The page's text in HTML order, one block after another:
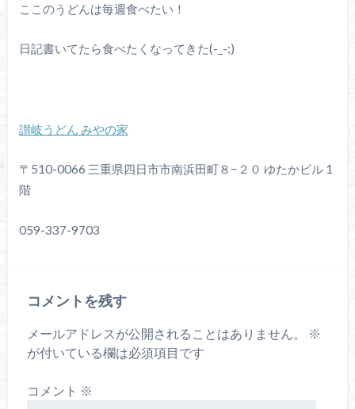
ここのうどんは毎週食べたい！
日記書いてたら食べたくなってきた(-_-;)
讃岐うどん みやの家
〒510-0066 三重県四日市市南浜田町８−２０ ゆたかビル 1
階
059-337-9703
コメントを残す
メールアドレスが公開されることはありません。
※
が付いている欄は必須項目です
コメント ※